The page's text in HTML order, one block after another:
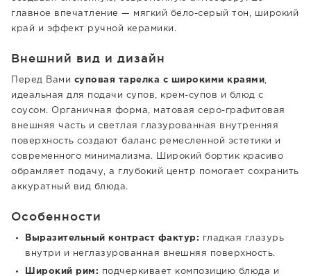
главное впечатление — мягкий бело-серый тон, широкий
край и эффект ручной керамики.
Внешний вид и дизайн
Перед Вами суповая тарелка с широкими краями
идеальная для подачи супов, крем-супов и блюд с
соусом. Органичная форма, матовая серо-графитовая
внешняя часть и светлая глазурованная внутренняя
поверхность создают баланс ремесленной эстетики и
современного минимализма. Широкий бортик красиво
обрамляет подачу, а глубокий центр помогает сохранить
аккуратный вид блюда.
Особенности
Выразительный контраст фактур: гладкая глазурь
внутри и неглазурованная внешняя поверхность.
Широкий рим: подчеркивает композицию блюда и